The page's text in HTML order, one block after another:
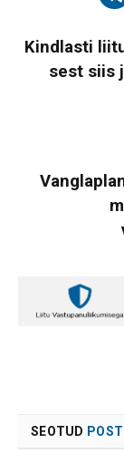
Kindlasti
sest siis
SEOTUD